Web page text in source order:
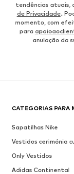
tendências atuais,
de Privacidade.
momento, com
para
anulação da
CATEGORIAS PARA
Sapatilhas Nike
Vestidos cerimónia
Only Vestidos
Adidas Continental